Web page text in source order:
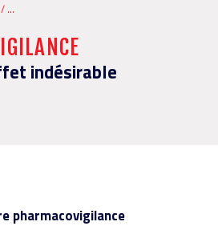
...
indésirable
pharmacovigilance